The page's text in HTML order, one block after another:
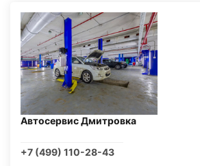
Автосервис Дмитровка
+7 (499) 110-28-43